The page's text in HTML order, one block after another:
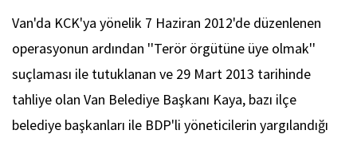
Van'da KCK'ya yönelik 7 Haziran 2012'de düzenlenen
operasyonun ardından ''Terör örgütüne üye olmak''
suçlaması ile tutuklanan ve 29 Mart 2013 tarihinde
tahliye olan Van Belediye Başkanı Kaya, bazı ilçe
belediye başkanları ile BDP'li yöneticilerin yargılandığı